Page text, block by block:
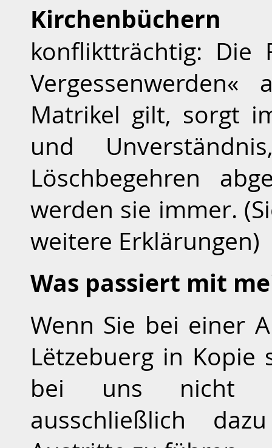
Kirchenbüchern
konfliktträchtig: Die
Matrikel gilt, sorgt
und
Löschbegehren
werden sie immer.
weitere Erklärungen)
Was passiert mit
Wenn Sie bei einer
Lëtzebuerg in Kopie
bei uns nicht
ausschließlich